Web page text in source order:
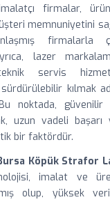
firmalar,
memnuniyetini
firmalarla
lazer
servis
kılmak
Bu noktada,
uzun vadeli başarı
bir faktördür.
Köpük Strafor
imalat ve
olup, yüksek